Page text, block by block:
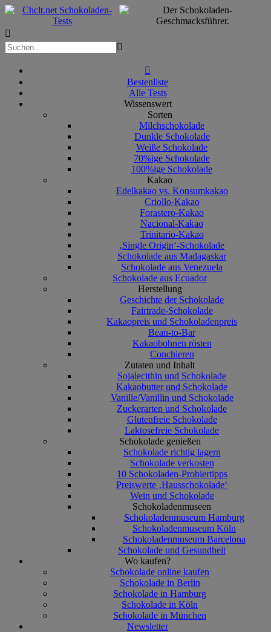



Bestenliste
Alle Tests
Wissenswert
Sorten
Milchschokolade
Dunkle Schokolade
Weiße Schokolade
70%ige Schokolade
100%ige Schokolade
Kakao
Edelkakao vs. Konsumkakao
Criollo-Kakao
Forastero-Kakao
Nacional-Kakao
Trinitario-Kakao
‚Single Origin‘-Schokolade
Schokolade aus Madagaskar
Schokolade aus Venezuela
Schokolade aus Ecuador
Herstellung
Geschichte der Schokolade
Fairtrade-Schokolade
Kakaopreis und Schokoladenpreis
Bean-to-Bar
Kakaobohnen rösten
Conchieren
Zutaten und Inhalt
Sojalecithin und Schokolade
Kakaobutter und Schokolade
Vanille/Vanillin und Schokolade
Zuckerarten und Schokolade
Glutenfreie Schokolade
Laktosefreie Schokolade
Schokolade genießen
Schokolade richtig lagern
Schokolade verkosten
10 Schokoladen-Probiertipps
Preiswerte ‚Hausschokolade‘
Wein und Schokolade
Schokoladenmuseen
Schokoladenmuseum Hamburg
Schokoladenmuseum Köln
Schokoladenmuseum Barcelona
Schokolade und Gesundheit
Wo kaufen?
Schokolade online kaufen
Schokolade in Berlin
Schokolade in Hamburg
Schokolade in Köln
Schokolade in München
Newsletter